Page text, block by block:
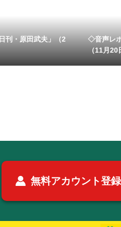
刊・原田武夫」（2
◇音声レ
（11月
無料アカウント登録